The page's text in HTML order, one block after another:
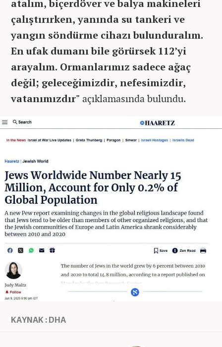
atalım, biçerdöver ve balya makineleri
çalıştırırken, yanında su tankeri ve
yangın söndürme cihazı bulunduralım.
En ufak dumanı bile görürsek 112’yi
arayalım. Ormanlarımız sadece ağaç
değil; geleceğimizdir, nefesimizdir,
vatanımızdır" açıklamasında bulundu.
KAYNAK : DHA